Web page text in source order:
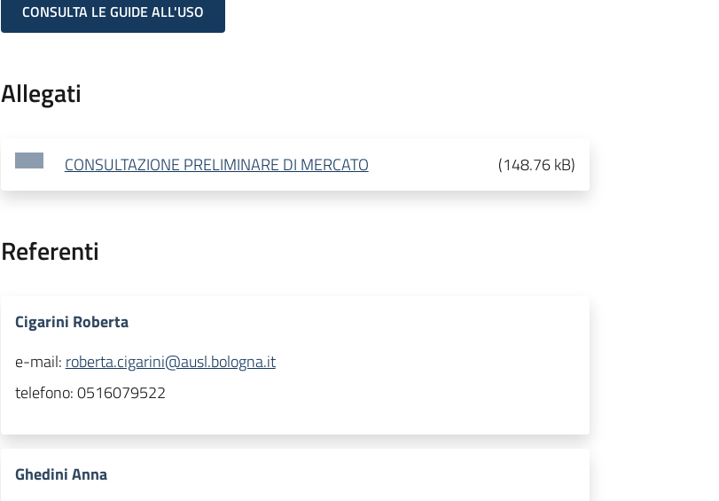
CONSULTA LE GUIDE ALL'USO
Allegati
CONSULTAZIONE PRELIMINARE DI MERCATO (148.76 kB)
Referenti
Cigarini Roberta
e-mail: roberta.cigarini@ausl.bologna.it
telefono:0516079522
Ghedini Anna